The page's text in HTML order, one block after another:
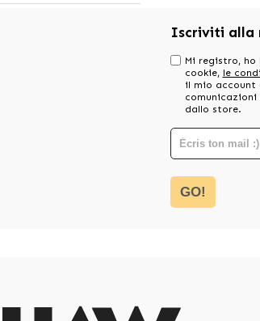
Iscriviti alla
Mi registro,
cookie, le
il mio account
dallo store.
GO!